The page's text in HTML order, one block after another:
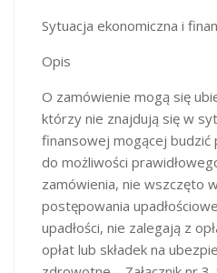
Sytuacja ekonomiczna i
Opis
O zamówienie mogą się
którzy nie znajdują się w
finansowej mogącej budzić
do możliwości
zamówienia, nie wszczęto
postępowania
upadłości, nie zalegają z
opłat lub składek na